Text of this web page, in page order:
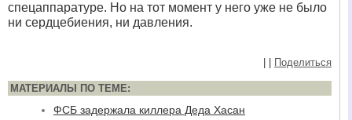
спецаппаратуре. Но на тот момент у него уже не было
ни сердцебиения, ни давления.
Поделиться
МАТЕРИАЛЫ ПО ТЕМЕ:
ФСБ задержала киллера Деда Хасан